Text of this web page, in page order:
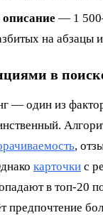
— 1
на абзацы
в
— один из
,
карточки с
в топ-20
предпочтение